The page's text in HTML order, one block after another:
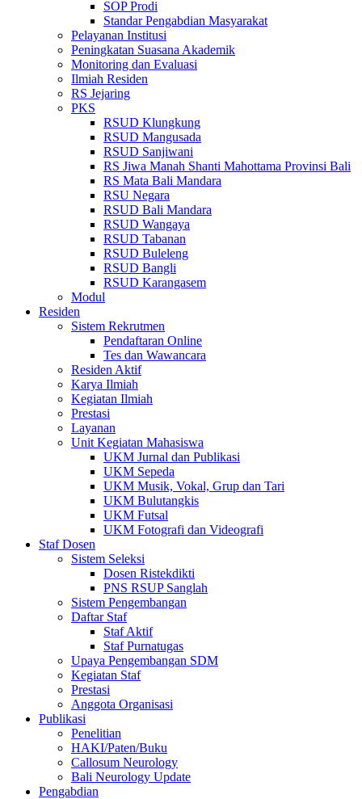
SOP Prodi
Standar Pengabdian Masyarakat
Pelayanan Institusi
Peningkatan Suasana Akademik
Monitoring dan Evaluasi
Ilmiah Residen
RS Jejaring
PKS
RSUD Klungkung
RSUD Mangusada
RSUD Sanjiwani
RS Jiwa Manah Shanti Mahottama Provinsi Bali
RS Mata Bali Mandara
RSU Negara
RSUD Bali Mandara
RSUD Wangaya
RSUD Tabanan
RSUD Buleleng
RSUD Bangli
RSUD Karangasem
Modul
Residen
Sistem Rekrutmen
Pendaftaran Online
Tes dan Wawancara
Residen Aktif
Karya Ilmiah
Kegiatan Ilmiah
Prestasi
Layanan
Unit Kegiatan Mahasiswa
UKM Jurnal dan Publikasi
UKM Sepeda
UKM Musik, Vokal, Grup dan Tari
UKM Bulutangkis
UKM Futsal
UKM Fotografi dan Videografi
Staf Dosen
Sistem Seleksi
Dosen Ristekdikti
PNS RSUP Sanglah
Sistem Pengembangan
Daftar Staf
Staf Aktif
Staf Purnatugas
Upaya Pengembangan SDM
Kegiatan Staf
Prestasi
Anggota Organisasi
Publikasi
Penelitian
HAKI/Paten/Buku
Callosum Neurology
Bali Neurology Update
Pengabdian